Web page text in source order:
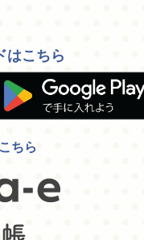
はこちら
ちら